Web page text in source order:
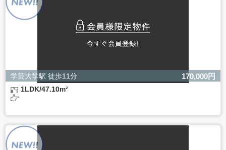
当社問合わせ窓口に申し出ることができます。その際、当
社はお客様ご本人を確認させていただいたうえで、合理的
な間内に対応いたします。
【お問合せ窓口】
株式会社バレッグス 個人情報問合せ窓口
受付時間：平日10：30～17：00 ※弊社公休日を除く
よるものです。
ただし、必要な項目をいただけない場合、適切な対応がで
きない場合があります。
学芸大学駅 徒歩11分 170,000円
1LDK/47.10m²